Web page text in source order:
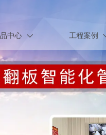
中心  工程案例